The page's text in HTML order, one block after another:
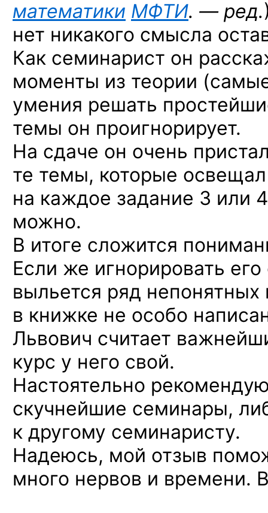
математики МФТИ. — ред.
нет никакого смысла
Как семинарист он
моменты из теории
умения решать
темы он проигнорирует.
На сдаче он очень
те темы, которые
на каждое задание 3 или
можно.
В итоге сложится
Если же игнорировать
выльется ряд
в книжке не особо
Львович считает
курс у него свой.
Настоятельно
скучнейшие семинары,
к другому семинаристу.
Надеюсь, мой отзыв
много нервов и времени.